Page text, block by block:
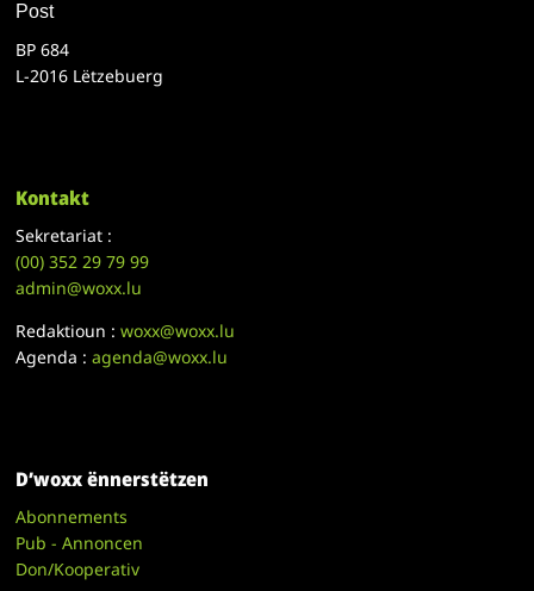
Post
BP 684
L-2016 Lëtzebuerg
Kontakt
Sekretariat :
(00)352 29 79 99
admin@woxx.lu
Redaktioun :woxx@woxx.lu
Agenda :agenda@woxx.lu
D’woxx ënnerstëtzen
Abonnements
Pub - Annoncen
Don/Kooperativ